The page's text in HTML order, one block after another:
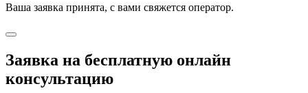
Ваша заявка принята, с вами свяжется оператор.
Заявка на бесплатную онлайн
консультацию